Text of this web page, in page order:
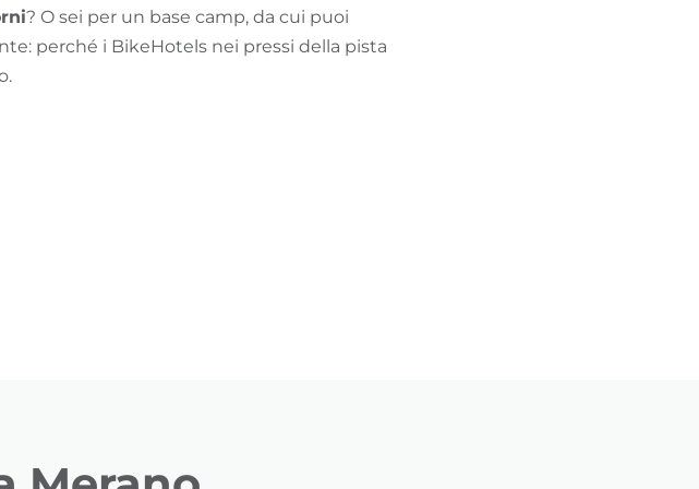
? O sei per un base camp, da cui puoi
perché i BikeHotels nei pressi della pista